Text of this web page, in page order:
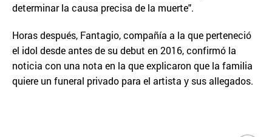
determinar la causa precisa de la muerte".
Horas después, Fantagio, compañía a la que perteneció
el idol desde antes de su debut en 2016, confirmó la
noticia con una nota en la que explicaron que la familia
quiere un funeral privado para el artista y sus allegados.